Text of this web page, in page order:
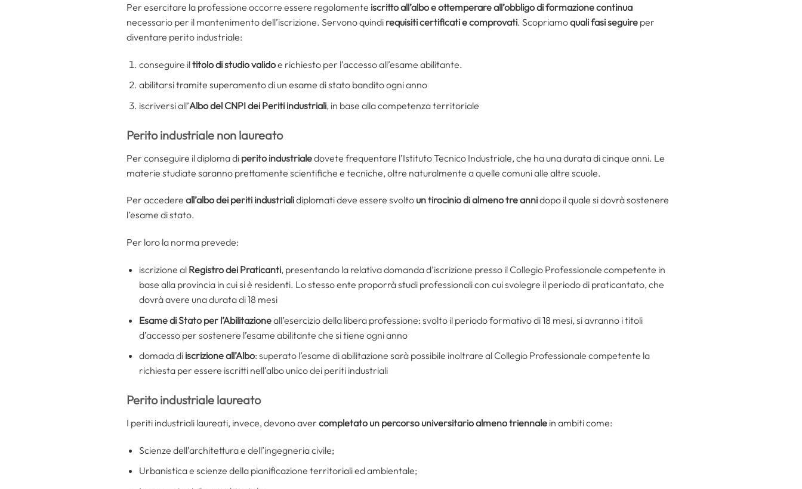
Per esercitare la professione occorre essere regolamente iscritto all’albo e ottemperare all’obbligo di formazione continua
necessario per il mantenimento dell’iscrizione. Servono quindi requisiti certificati e comprovati. Scopriamoquali fasi seguire per
diventare perito industriale:
conseguire iltitolo di studio validoe richiesto per l’accesso all’esame abilitante.
abilitarsi tramite superamento di un esame di stato bandito ogni anno
iscriversi all’Albo del CNPI dei Periti industriali, in base alla competenza territoriale
Perito industriale non laureato
Per conseguire il diploma di perito industrialedovete frequentare l’Istituto Tecnico Industriale, che ha una durata di cinque anni. Le
materie studiate saranno prettamente scientifiche e tecniche, oltre naturalmente a quelle comuni alle altre scuole.
Per accedere all’albo dei periti industrialidiplomati deve essere svolto un tirocinio di almeno tre annidopo il quale si dovrà sostenere
l’esame di stato.
Per loro la norma prevede:
iscrizione al Registro dei Praticanti, presentando la relativa domanda d’iscrizione presso il Collegio Professionale competente in
base alla provincia in cui si è residenti. Lo stesso ente proporrà studi professionali con cui svolegre il periodo di praticantato, che
dovrà avere una durata di 18 mesi
Esame di Stato per l’Abilitazioneall’esercizio della libera professione: svolto il periodo formativo di 18 mesi, si avranno i titoli
d’accesso per sostenere l’esame abilitante che si tiene ogni anno
domada di iscrizione all’Albo: superato l’esame di abilitazione sarà possibile inoltrare al Collegio Professionale competente la
richiesta per essere iscritti nell’albo unico dei periti industriali
Perito industriale laureato
I periti industriali laureati, invece, devono aver completato un percorso universitario almeno triennale in ambiti come:
Scienze dell’architettura e dell’ingegneria civile;
Urbanistica e scienze della pianificazione territoriali ed ambientale;